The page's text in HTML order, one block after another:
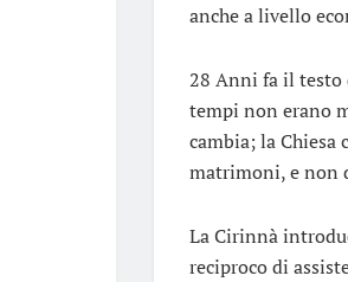
anche a livello
28 Anni fa il testo
tempi non erano
cambia; la
matrimoni, e non
La Cirinnà
reciproco di